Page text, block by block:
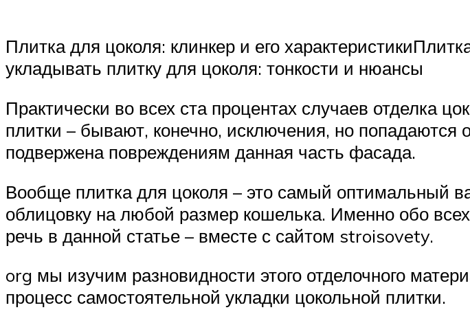
Плитка для цоколя: клинкер и его
укладывать плитку для цоколя: тонкости и нюансы
Практически во всех ста процентах случаев отделка
плитки – бывают, конечно, исключения, но попадаются
подвержена повреждениям данная часть фасада.
Вообще плитка для цоколя – это самый оптимальный
облицовку на любой размер кошелька. Именно обо
речь в данной статье – вместе с сайтом stroisovety.
org мы изучим разновидности этого отделочного
процесс самостоятельной укладки цокольной плитки.